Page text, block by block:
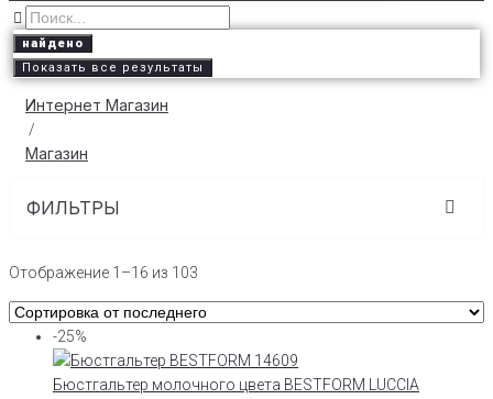
найдено
Показать все результаты
Интернет Магазин
/
Магазин
ФИЛЬТРЫ
Отображение 1–16 из 103
-25%
Бюстгальтер молочного цвета BESTFORM LUCCIA